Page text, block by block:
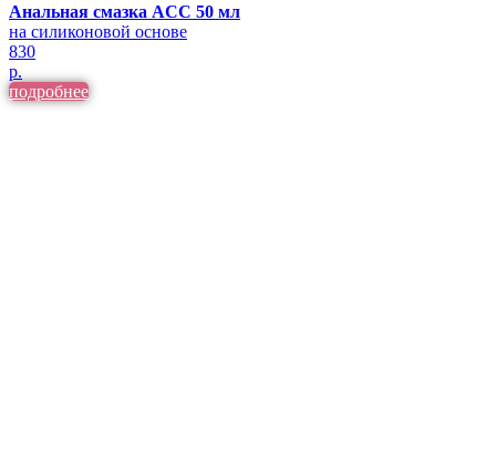
Анальная смазка ACC 50 мл
на силиконовой основе
830
р.
подробнее